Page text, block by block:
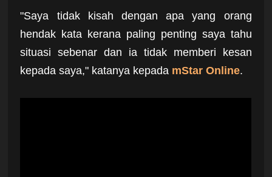
"Saya tidak kisah dengan apa yang orang
hendak kata kerana paling penting saya tahu
situasi sebenar dan ia tidak memberi kesan
kepada saya," katanya kepada mStar Online.